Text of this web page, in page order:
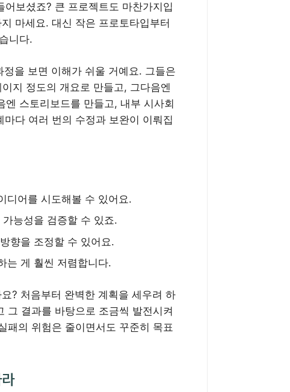
어보셨죠? 큰 프로젝트도 마찬가지입
마세요. 대신 작은 프로토타입부터
니다.
을 보면 이해가 쉬울 거예요. 그들은
지 정도의 개요로 만들고, 그다음엔
스토리보드를 만들고, 내부 시사회
다 여러 번의 수정과 보완이 이뤄집
디어를 시도해볼 수 있어요.
능성을 검증할 수 있죠.
향을 조정할 수 있어요.
는 게 훨씬 저렴합니다.
? 처음부터 완벽한 계획을 세우려 하
그 결과를 바탕으로 조금씩 발전시켜
패의 위험은 줄이면서도 꾸준히 목표